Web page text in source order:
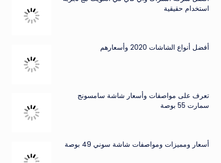
استخدام حقيقية
أفضل أنواع الشاشات 2020 وأسعارهم
تعرف على مواصفات وأسعار شاشة سامسونج
سمارت 55 بوصة
أسعار ومميزات ومواصفات شاشة سوني 49 بوصة